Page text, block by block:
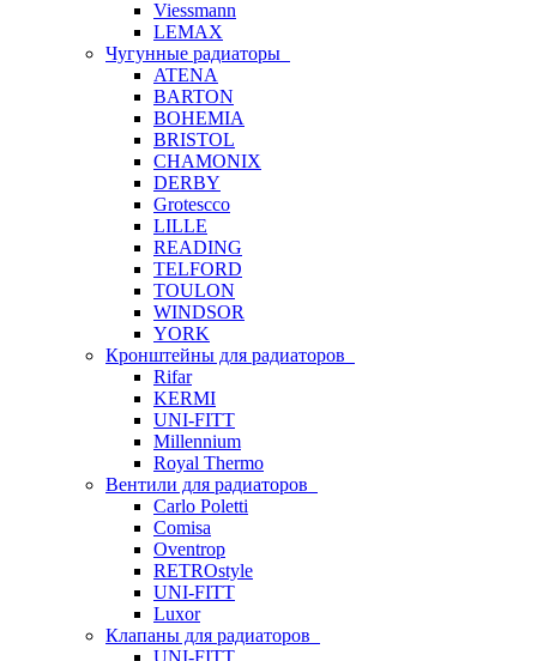
Viessmann
LEMAX
Чугунные радиаторы
ATENA
BARTON
BOHEMIA
BRISTOL
CHAMONIX
DERBY
Grotescco
LILLE
READING
TELFORD
TOULON
WINDSOR
YORK
Кронштейны для радиаторов
Rifar
KERMI
UNI-FITT
Millennium
Royal Thermo
Вентили для радиаторов
Carlo Poletti
Comisa
Oventrop
RETROstyle
UNI-FITT
Luxor
Клапаны для радиаторов
UNI-FITT